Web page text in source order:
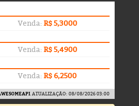
Venda: R$ 5,3000
Venda: R$ 5,4900
Venda: R$ 6,2500
. ATUALIZAÇÃO: 08/08/2026 03:00